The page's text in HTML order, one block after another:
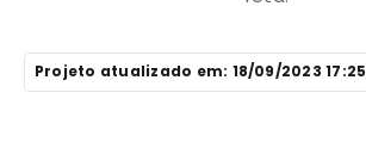
Projeto atualizado em: 18/09/2023 17:25